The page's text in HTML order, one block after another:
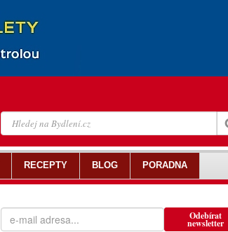
Odebírat
newsletter
RECEPTY BLOG PORADNA